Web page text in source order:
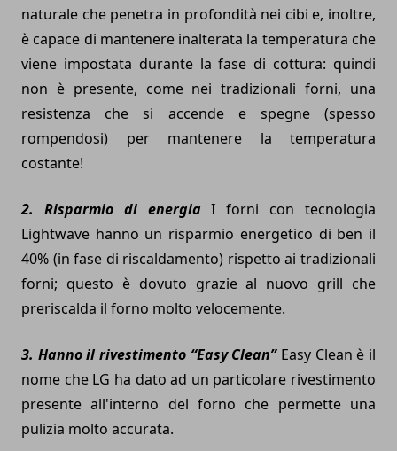
naturale che penetra in profondità nei cibi e, inoltre,
è capace di mantenere inalterata la temperatura che
viene impostata durante la fase di cottura: quindi
non è presente, come nei tradizionali forni, una
resistenza che si accende e spegne (spesso
rompendosi) per mantenere la temperatura
costante!
2. Risparmio di energia I forni con tecnologia
Lightwave hanno un risparmio energetico di ben il
40% (in fase di riscaldamento) rispetto ai tradizionali
forni; questo è dovuto grazie al nuovo grill che
preriscalda il forno molto velocemente.
3. Hanno il rivestimento “Easy Clean”Easy Clean è il
nome che LG ha dato ad un particolare rivestimento
presente all'interno del forno che permette una
pulizia molto accurata.